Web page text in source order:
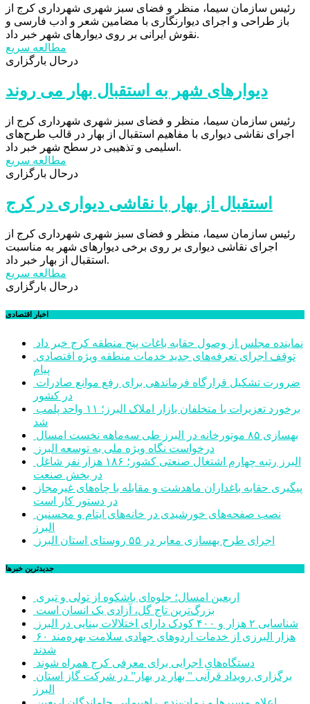
رئیس سازمان سیما، منظر و فضای سبز شهری شهرداری کرج از
باز طراحی و اجرای دیوارنگاری با مضامین شعر و ادب فارسی و
نقوش ایرانی بر روی دیوارهای شهر خبر داد.
مطالعه سریع
درحال بارگزاری
دیوارهای شهر به استقبال بهار می روند
رئیس سازمان سیما، منظر و فضای سبز شهری شهرداری کرج از
اجرای نقاشی دیواری با مفاهیم استقبال از بهار در قالب طرح‌های
اسلیمی و تذهیبی در سطح شهر خبر داد.
مطالعه سریع
درحال بارگزاری
استقبال از بهار با نقاشی دیواری در کرج
رئیس سازمان سیما، منظر و فضای سبز شهری شهرداری کرج از
اجرای نقاشی دیواری بر روی برخی دیوارهای شهر به مناسبت
استقبال از بهار خبر داد.
مطالعه سریع
درحال بارگزاری
اخبار اقتصادی
نماینده مجلس از وصول حقابه باغات پنج منطقه کرج خبر داد
پیام
در کشور
شد
بهسازی ۸۵ موتورخانه در البرز طی سه‌ماهه نخست امسال
درخواست نگاه ویژه ملی به توسعه البرز
در بخش صنعت
در دستور کار است
البرز
اجرای طرح بهسازی معابر در ۵۵ روستای استان البرز
جديدترين خبرها
اربعین امسال؛ جلوه‌ای باشکوه از تولی و تبری
بزرگ‌ترین تاج گل، آزادی یک انسان است
شناسایی ۲ هزار و ۴۰۰ کودک دارای اختلالات بینایی در البرز
۶۰ هزار البرزی از خدمات اردوهای جهادی سلامت بهره‌مند
شدند
دستگاه‌های اجرایی برای معرفی کرج همراه شوند
البرز